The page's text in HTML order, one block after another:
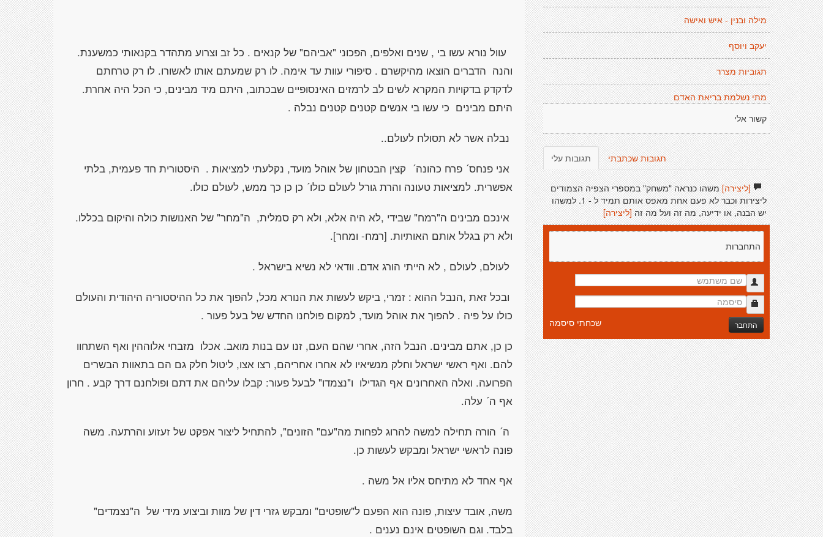
עוול נורא עשו בי , שנים ואלפים, הפכוני "אביהם" של קנאים . כל זב וצרוע מתהדר בקנאותי כמשענת.
והנה הדברים הוצאו מהיקשרם . סיפורי עוות עד אימה. לו רק שמעתם אותו לאשורו. לו רק טרחתם
לדקדק בדקויות המקרא לשים לב לרמזים האינסופיים שבכתוב, היתם מיד מבינים, כי הכל היה אחרת.
היתם מבינים כי עשו בי אנשים קטנים קטנים נבלה .
נבלה אשר לא תסולח לעולם..
אני פנחס´ פרח כהונה´ קצין הבטחון של אוהל מועד, נקלעתי למציאות . היסטורית חד פעמית, בלתי
אפשרית. למציאות טעונה והרת גורל לעולם כולו´ כן כן כך ממש, לעולם כולו.
אינכם מבינים ה"רמח" שבידי ,לא היה אלא, ולא רק סמלית, ה"מחר" של האנושות כולה והיקום בכללו.
ולא רק בגלל אותם האותיות. [רמח- ומחר].
לעולם, לעולם , לא הייתי הורג אדם. וודאי לא נשיא בישראל .
ובכל זאת ,הנבל ההוא : זמרי, ביקש לעשות את הנורא מכל, להפוך את כל ההיסטוריה היהודית והעולם
כולו על פיה . להפוך את אוהל מועד, למקום פולחנו החדש של בעל פעור .
כן כן, אתם מבינים. הנבל הזה, אחרי שהם העם, זנו עם בנות מואב. אכלו מזבחי אלוההין ואף השתחוו
להם. ואף ראשי ישראל וחלק מנשיאיו לא אחרו אחריהם, רצו אצו, ליטול חלק גם הם בתאוות הבשרים
הפרועה. ואלה האחרונים אף הגדילו ו"נצמדו" לבעל פעור: קבלו עליהם את דתם ופולחנם דרך קבע . חרון
אף ה´ עלה.
ה´ הורה תחילה למשה להרוג לפחות מה"עם" הזונים", להתחיל ליצור אפקט של זעזוע והרתעה. משה
פונה לראשי ישראל ומבקש לעשות כן.
אף אחד לא מתיחס אליו אל משה .
משה, אובד עיצות, פונה הוא הפעם ל"שופטים" ומבקש גזרי דין של מוות וביצוע מידי של ה"נצמדים"
בלבד. וגם השופטים אינם נענים .
מילה ובנין - איש ואישה
יעקב ויוסף
תגוביות מצרר
מתי נשלמת בריאת האדם
קשור אלי
תגובות עלי תגובות שכתבתי
[ליצירה]משהו כנראה "משחק" במספרי הצפיה הצמודים
ליצירות וכבר לא פעם אחת מאפס אותם תמיד ל - 1. למשהו
יש הבנה, או ידיעה, מה זה ועל מה זה[ליצירה]
התחברות
התחבר שכחתי סיסמה